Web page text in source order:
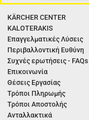
KÄRCHER CENTER
KALOTERAKIS
Επαγγελματικές Λύσεις
Περιβαλλοντική Ευθύνη
Συχνές ερωτήσεις - FAQs
Επικοινωνία
Θέσεις Εργασίας
Τρόποι Πληρωμής
Τρόποι Αποστολής
Ανταλλακτικά